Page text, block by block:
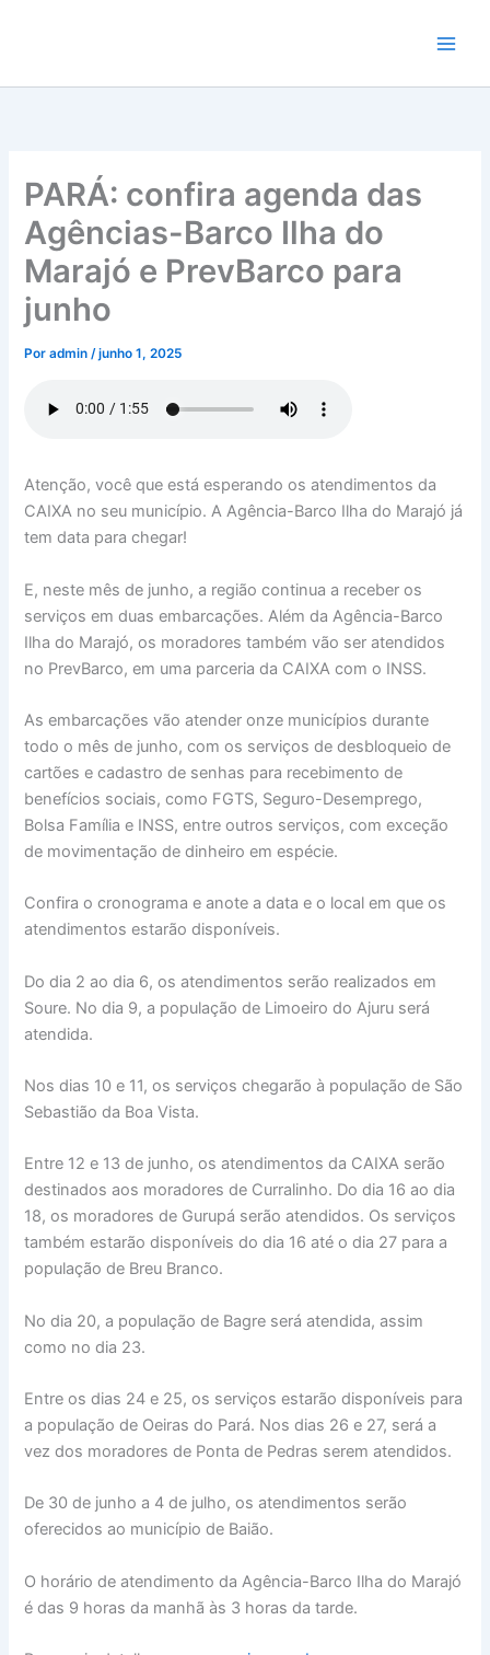
conteúdo
PARÁ: confira agenda das
Agências-Barco Ilha do
Marajó e PrevBarco para
junho
Poradmin/junho 1, 2025
Atenção, você que está esperando os atendimentos da
CAIXA no seu município. A Agência-Barco Ilha do Marajó já
tem data para chegar!
E, neste mês de junho, a região continua a receber os
serviços em duas embarcações. Além da Agência-Barco
Ilha do Marajó, os moradores também vão ser atendidos
no PrevBarco, em uma parceria da CAIXA com o INSS.
As embarcações vão atender onze municípios durante
todo o mês de junho, com os serviços de desbloqueio de
cartões e cadastro de senhas para recebimento de
benefícios sociais, como FGTS, Seguro-Desemprego,
Bolsa Família e INSS, entre outros serviços, com exceção
de movimentação de dinheiro em espécie.
Confira o cronograma e anote a data e o local em que os
atendimentos estarão disponíveis.
Do dia 2 ao dia 6, os atendimentos serão realizados em
Soure. No dia 9, a população de Limoeiro do Ajuru será
atendida.
Nos dias 10 e 11, os serviços chegarão à população de São
Sebastião da Boa Vista.
Entre 12 e 13 de junho, os atendimentos da CAIXA serão
destinados aos moradores de Curralinho. Do dia 16 ao dia
18, os moradores de Gurupá serão atendidos. Os serviços
também estarão disponíveis do dia 16 até o dia 27 para a
população de Breu Branco.
No dia 20, a população de Bagre será atendida, assim
como no dia 23.
Entre os dias 24 e 25, os serviços estarão disponíveis para
a população de Oeiras do Pará. Nos dias 26 e 27, será a
vez dos moradores de Ponta de Pedras serem atendidos.
De 30 de junho a 4 de julho, os atendimentos serão
oferecidos ao município de Baião.
O horário de atendimento da Agência-Barco Ilha do Marajó
é das 9 horas da manhã às 3 horas da tarde.